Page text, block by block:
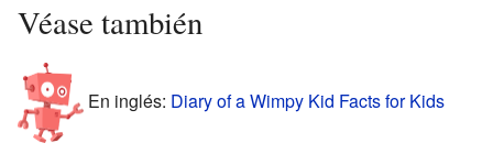
Véase también
En inglés: Diary of a Wimpy Kid Facts for Kids